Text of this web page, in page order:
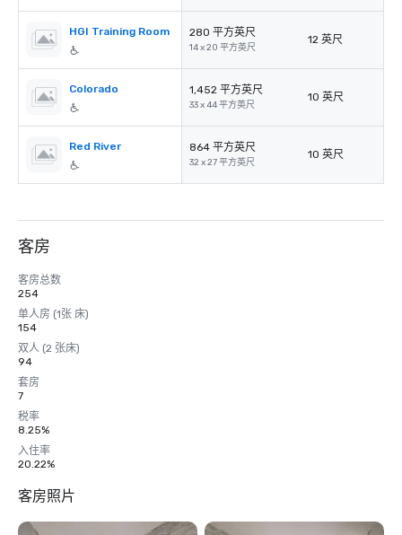
HGI Training Room 280 平方英尺
14 x 20 平方英尺
12 英尺
Colorado 1,452 平方英尺
33 x 44 平方英尺
10 英尺
Red River 864 平方英尺
32 x 27 平方英尺
10 英尺
客房
客房总数
254
单人房 (1张 床)
154
双人 (2 张床)
94
套房
7
税率
8.25%
入住率
20.22%
客房照片